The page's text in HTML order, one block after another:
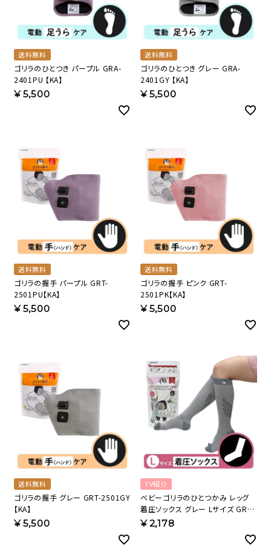
送料無料
ゴリラのひとつき パープル GRA-
2401PU 【KA】
¥5,500
送料無料
ゴリラのひとつき グレー GRA-
2401GY 【KA】
¥5,500
送料無料
ゴリラの握手 パープル GRT-
2501PU【KA】
¥5,500
送料無料
ゴリラの握手 ピンク GRT-
2501PK【KA】
¥5,500
送料無料
ゴリラの握手 グレー GRT-2501GY
【KA】
¥5,500
TV紹介
ベビーゴリラのひとつかみ レッグ
着圧ソックス グレー Lサイズ GRS-
25GYL 【KA】
¥2,178